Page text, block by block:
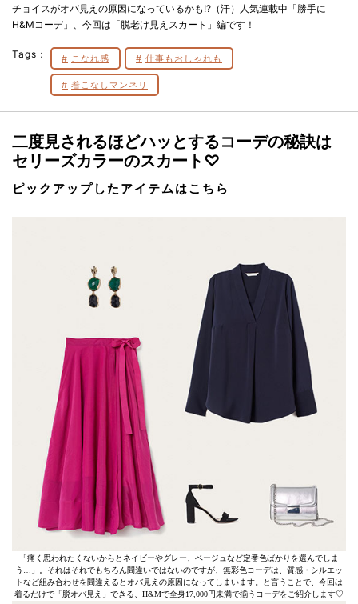
チョイスがオバ見えの原因になっているかも!?（汗）人気連載中「勝手に
H&Mコーデ」、今回は「脱老け見えスカート」編です！
Tags： こなれ感 仕事もおしゃれも
着こなしマンネリ
二度見されるほどハッとするコーデの秘訣は
セリーズカラーのスカート♡
ピックアップしたアイテムはこちら
「痛く思われたくないからとネイビーやグレー、ベージュなど定番色ばかりを選んでしま
う…」。それはそれでもちろん間違いではないのですが、無彩色コーデは、質感・シルエッ
トなど組み合わせを間違えるとオバ見えの原因になってしまいます。と言うことで、今回は
着るだけで「脱オバ見え」できる、H&Mで全身17,000円未満で揃うコーデをご紹介します♡